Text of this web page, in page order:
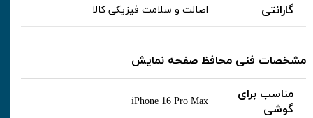
گارانتی اصالت و سلامت فیزیکی کالا
مشخصات فنی محافظ صفحه نمایش
مناسب برای
گوشی
iPhone 16 Pro Max